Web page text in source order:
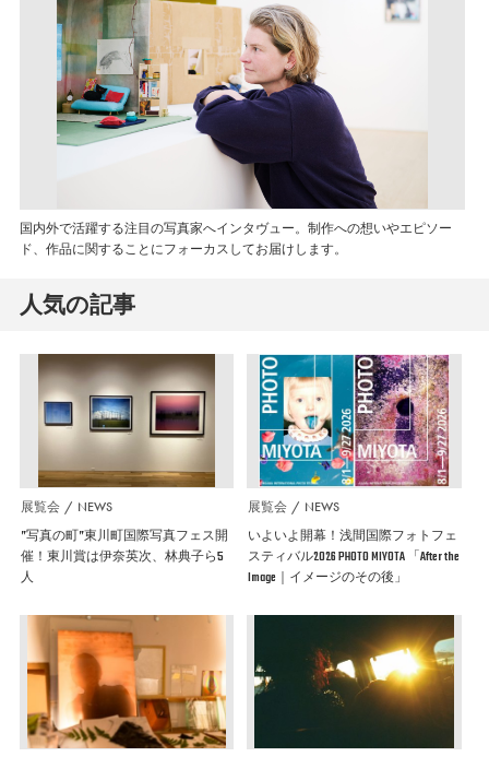
国内外で活躍する注目の写真家へインタヴュー。制作への想いやエピソー
ド、作品に関することにフォーカスしてお届けします。
人気の記事
展覧会 NEWS
”写真の町”東川町国際写真フェス開
催！東川賞は伊奈英次、林典子ら5
人
展覧会 NEWS
いよいよ開幕！浅間国際フォトフェ
スティバル2026 PHOTO MIYOTA 「After the
Image｜イメージのその後」